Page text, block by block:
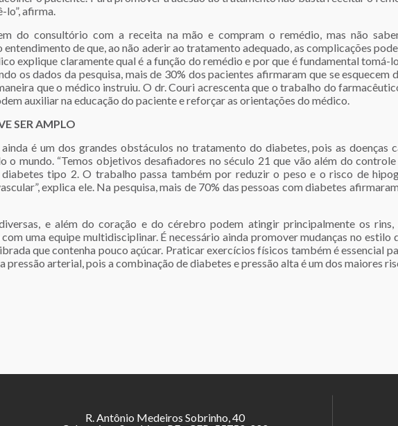
lo”, afirma.
do consultório com a receita na mão e compram o remédio, mas não
entendimento de que, ao não aderir ao tratamento adequado, as complicações
explique claramente qual é a função do remédio e por que é fundamental tomá-
os dados da pesquisa, mais de 30% dos pacientes afirmaram que se esquecem
que o médico instruiu. O dr. Couri acrescenta que o trabalho do
auxiliar na educação do paciente e reforçar as orientações do médico.
SER AMPLO
é um dos grandes obstáculos no tratamento do diabetes, pois as doenças
o mundo. “Temos objetivos desafiadores no século 21 que vão além do controle
tipo 2. O trabalho passa também por reduzir o peso e o risco de
explica ele. Na pesquisa, mais de 70% das pessoas com diabetes
e além do coração e do cérebro podem atingir principalmente os
uma equipe multidisciplinar. É necessário ainda promover mudanças no estilo
que contenha pouco açúcar. Praticar exercícios físicos também é essencial
arterial, pois a combinação de diabetes e pressão alta é um dos maiores
R. Antônio Medeiros Sobrinho, 40